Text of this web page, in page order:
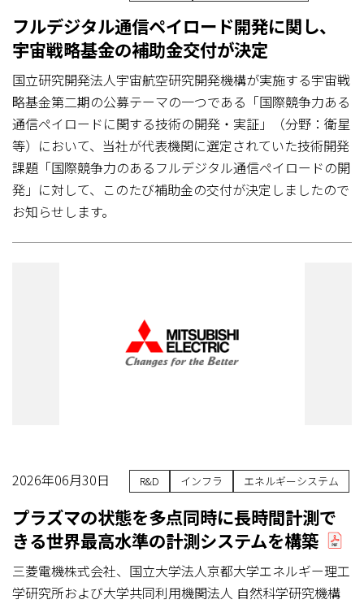
フルデジタル通信ペイロード開発に関し、
宇宙戦略基金の補助金交付が決定
国立研究開発法人宇宙航空研究開発機構が実施する宇宙戦
略基金第二期の公募テーマの一つである「国際競争力ある
通信ペイロードに関する技術の開発・実証」（分野：衛星
等）において、当社が代表機関に選定されていた技術開発
課題「国際競争力のあるフルデジタル通信ペイロードの開
発」に対して、このたび補助金の交付が決定しましたので
お知らせします。
2026年06月30日 R&D インフラ エネルギーシステム
プラズマの状態を多点同時に長時間計測で
きる世界最高水準の計測システムを構築
三菱電機株式会社、国立大学法人京都大学エネルギー理工
学研究所および大学共同利用機関法人 自然科学研究機構